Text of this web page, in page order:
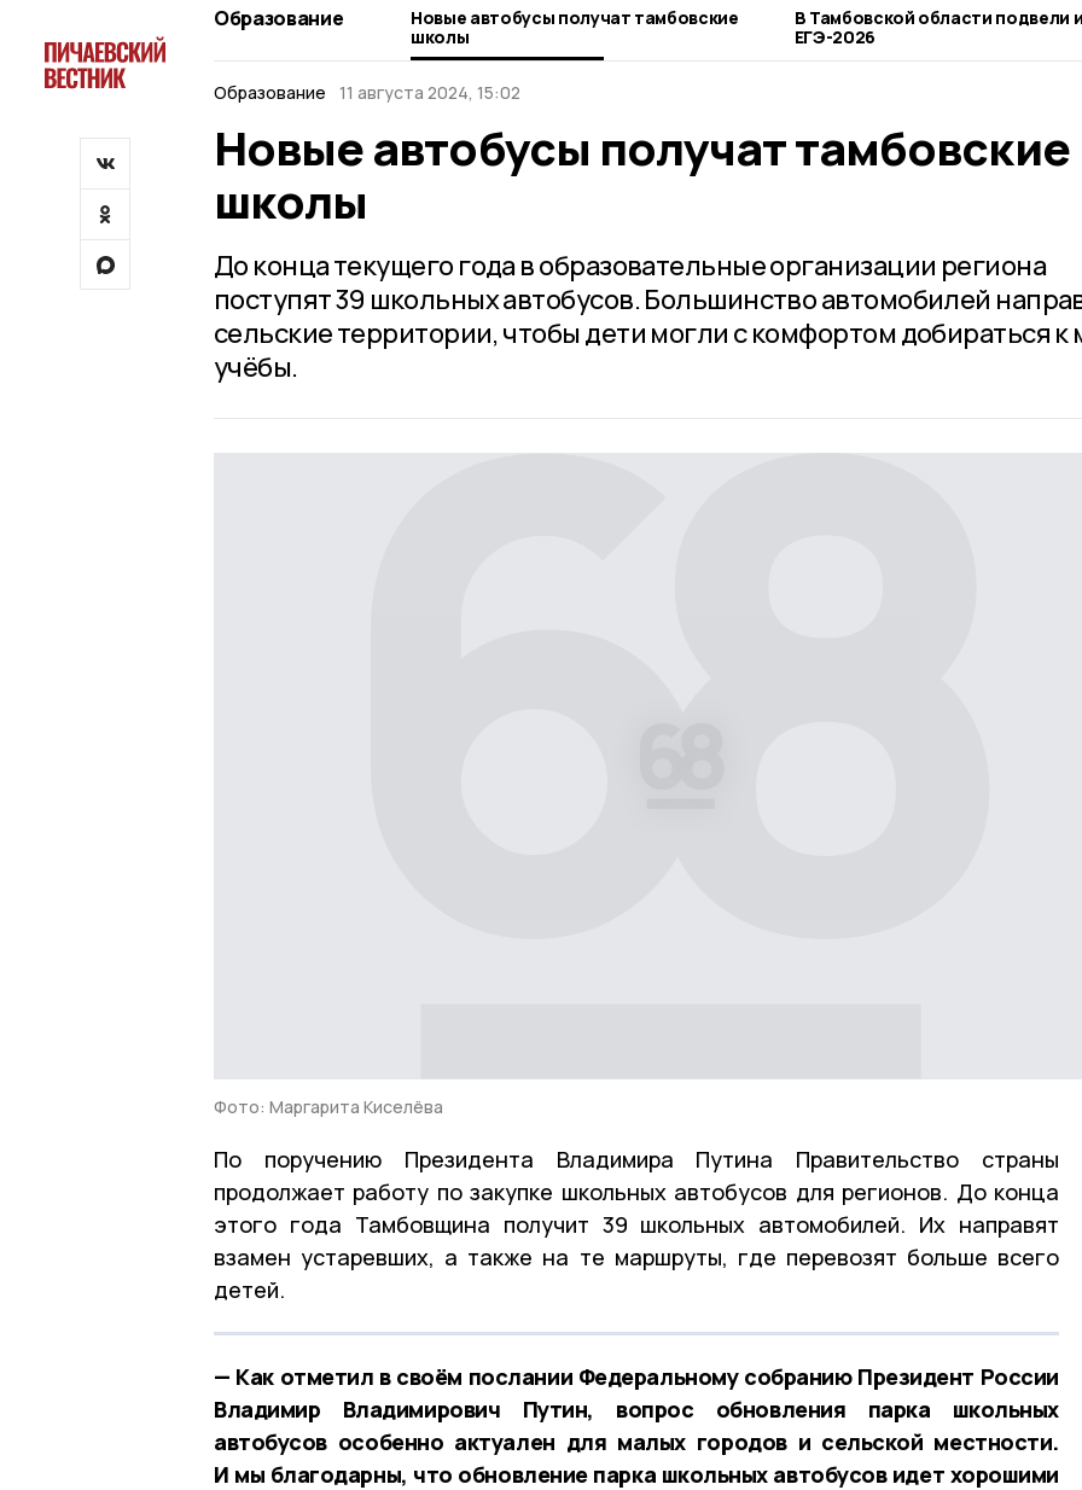
Образование
Новые автобусы получат тамбовские
школы
В Тамбовской области подвели
ЕГЭ-2026
Образование 11 августа 2024, 15:02
Новые автобусы получат тамбовские
школы
До конца текущего года в образовательные организации региона
поступят 39 школьных автобусов. Большинство автомобилей
сельские территории, чтобы дети могли с комфортом добираться к
учёбы.
Фото: Маргарита Киселёва
По поручению Президента Владимира Путина Правительство страны
продолжает работу по закупке школьных автобусов для регионов. До конца
этого года Тамбовщина получит 39 школьных автомобилей. Их направят
взамен устаревших, а также на те маршруты, где перевозят больше всего
детей.
— Как отметил в своём послании Федеральному собранию Президент России
Владимир Владимирович Путин, вопрос обновления парка школьных
автобусов особенно актуален для малых городов и сельской местности.
И мы благодарны, что обновление парка школьных автобусов идет хорошими